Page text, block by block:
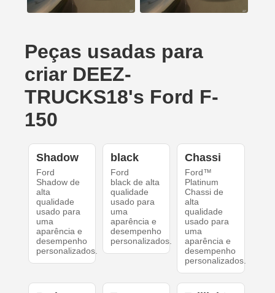
Peças usadas para
criar DEEZ-
TRUCKS18's Ford F-
150
Shadow
Ford
Shadow de
alta
qualidade
usado para
uma
aparência e
desempenho
personalizados.
black
Ford
black de alta
qualidade
usado para
uma
aparência e
desempenho
personalizados.
Chassi
Ford™
Platinum
Chassi de
alta
qualidade
usado para
uma
aparência e
desempenho
personalizados.